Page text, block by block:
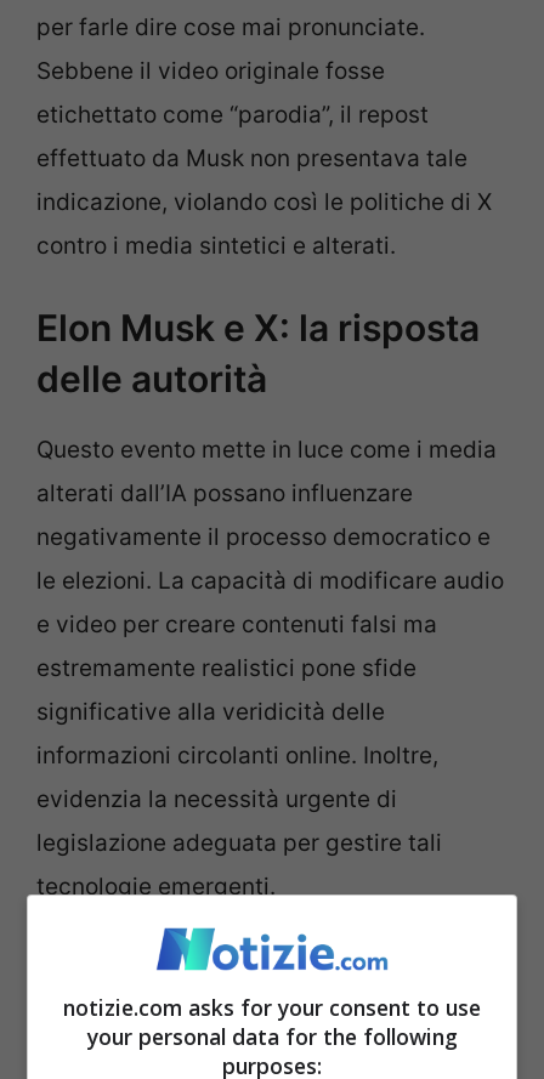
per farle dire cose mai pronunciate.
Sebbene il video originale fosse
etichettato come “parodia”, il repost
effettuato da Musk non presentava tale
indicazione, violando così le politiche di X
contro i media sintetici e alterati.
Elon Musk e X: la risposta
delle autorità
Questo evento mette in luce come i media
alterati dall’IA possano influenzare
negativamente il processo democratico e
le elezioni. La capacità di modificare audio
e video per creare contenuti falsi ma
estremamente realistici pone sfide
significative alla veridicità delle
informazioni circolanti online. Inoltre,
evidenzia la necessità urgente di
legislazione adeguata per gestire tali
tecnologie emergenti.
notizie.com asks for your consent to use
your personal data for the following
purposes: